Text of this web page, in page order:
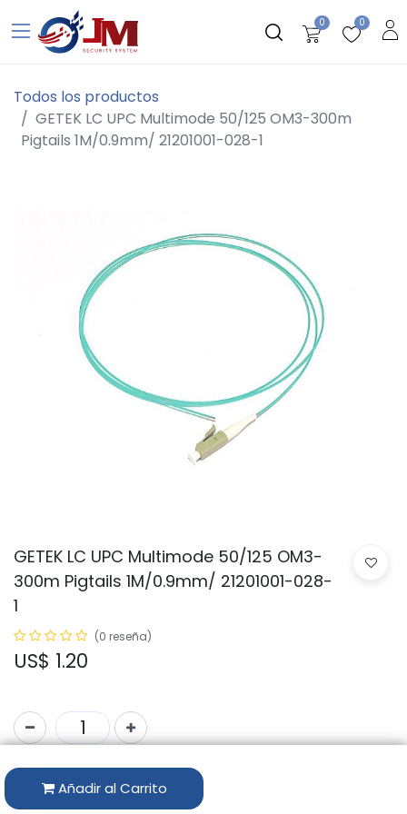
0 0
Todos los productos
GETEK LC UPC Multimode 50/125 OM3-300m
Pigtails 1M/0.9mm/ 21201001-028-1
GETEK LC UPC Multimode 50/125 OM3-
300m Pigtails 1M/0.9mm/ 21201001-028-
1
(0 reseña)
US$ 1.20
Añadir al Carrito
GTK-PIGMM1-LC-OM3
Marca:GETEK